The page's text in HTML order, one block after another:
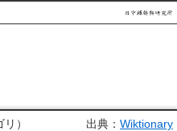
） 出典： Wiktionary